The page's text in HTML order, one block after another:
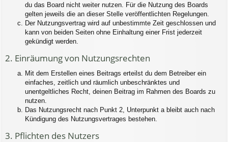
du das Board nicht weiter nutzen. Für die Nutzung des Boards
gelten jeweils die an dieser Stelle veröffentlichten Regelungen.
Der Nutzungsvertrag wird auf unbestimmte Zeit geschlossen und
kann von beiden Seiten ohne Einhaltung einer Frist jederzeit
gekündigt werden.
2. Einräumung von Nutzungsrechten
Mit dem Erstellen eines Beitrags erteilst du dem Betreiber ein
einfaches, zeitlich und räumlich unbeschränktes und
unentgeltliches Recht, deinen Beitrag im Rahmen des Boards zu
nutzen.
Das Nutzungsrecht nach Punkt 2, Unterpunkt a bleibt auch nach
Kündigung des Nutzungsvertrages bestehen.
3. Pflichten des Nutzers